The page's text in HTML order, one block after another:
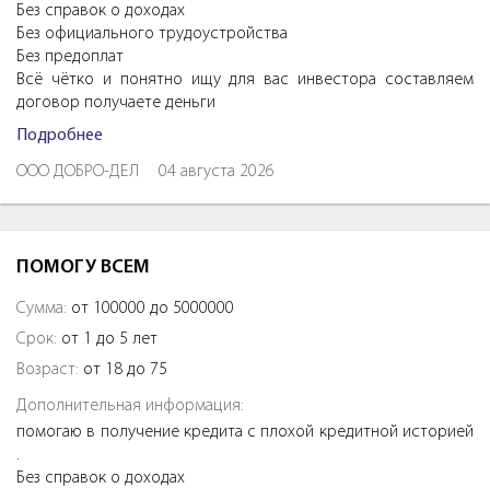
Без справок о доходах
Без официального трудоустройства
Без предоплат
Всё чётко и понятно ищу для вас инвестора составляем
договор получаете деньги
Подробнее
ООО ДОБРО-ДЕЛ 04 августа 2026
ПОМОГУ ВСЕМ
Сумма: от 100000 до 5000000
Срок: от 1 до 5 лет
Возраст: от 18 до 75
Дополнительная информация:
помогаю в получение кредита с плохой кредитной историей
.
Без справок о доходах